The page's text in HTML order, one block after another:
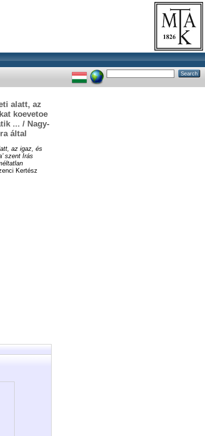
alatt, az
koevetoe
... / Nagy-
által
az igaz, és
szent Irás
Kertész